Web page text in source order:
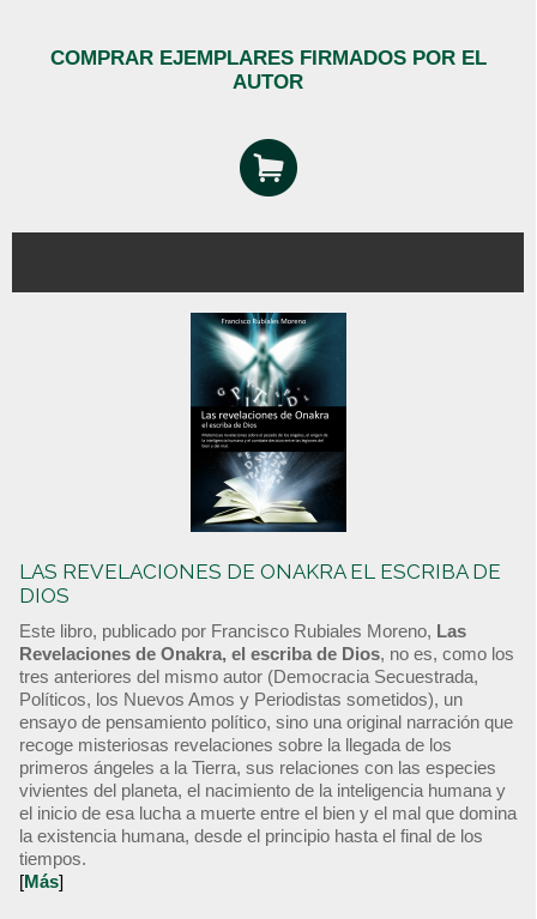
COMPRAR EJEMPLARES FIRMADOS POR EL
AUTOR
LAS REVELACIONES DE ONAKRA EL ESCRIBA DE
DIOS
Este libro, publicado por Francisco Rubiales Moreno, Las
Revelaciones de Onakra, el escriba de Dios, no es, como los
tres anteriores del mismo autor (Democracia Secuestrada,
Políticos, los Nuevos Amos y Periodistas sometidos), un
ensayo de pensamiento político, sino una original narración que
recoge misteriosas revelaciones sobre la llegada de los
primeros ángeles a la Tierra, sus relaciones con las especies
vivientes del planeta, el nacimiento de la inteligencia humana y
el inicio de esa lucha a muerte entre el bien y el mal que domina
la existencia humana, desde el principio hasta el final de los
tiempos.
[Más]